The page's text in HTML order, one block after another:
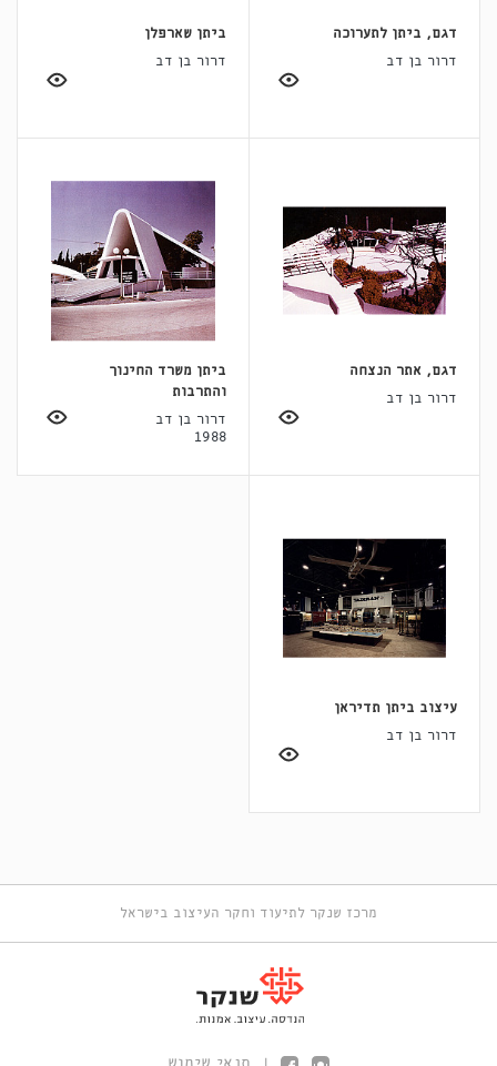
דגם, ביתן לתערוכה
דרור בן דב
ביתן שארפלן
דרור בן דב
דגם, אתר הנצחה
דרור בן דב
ביתן משרד החינוך
והתרבות
דרור בן דב
1988
עיצוב ביתן תדיראן
דרור בן דב
מרכז שנקר לתיעוד וחקר העיצוב בישראל